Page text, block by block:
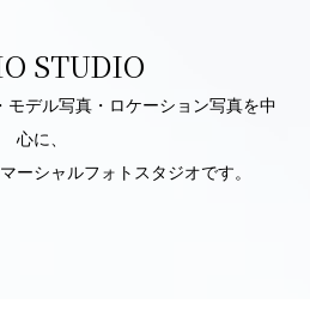
STUDIO
モデル写真・ロケーション写真を中
心に、
ーシャルフォトスタジオです。